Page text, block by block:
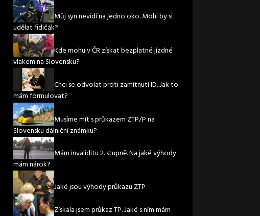
Můj syn nevidí na jedno oko. Mohl by si
udělat řidičák?
Kde mohu v ČR získat bezplatné jízdné
vlakem na Slovensku?
Chci se odvolat proti zamítnutí ID. Jak to
mám formulovat?
Musíme mít s průkazem ZTP/P na
Slovensku dálniční známku?
Mám invaliditu 2. stupně. Na jaké výhody
mám nárok?
Jaké jsou výhody průkazu ZTP
Získala jsem průkaz TP. Jaké s ním mám